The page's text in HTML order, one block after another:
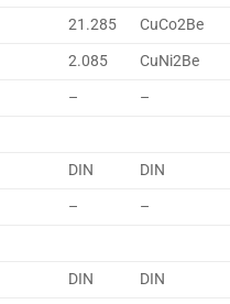
21.285
CuCo2Be
2.085
CuNi2Be
–
–
DIN
DIN
–
–
DIN
DIN